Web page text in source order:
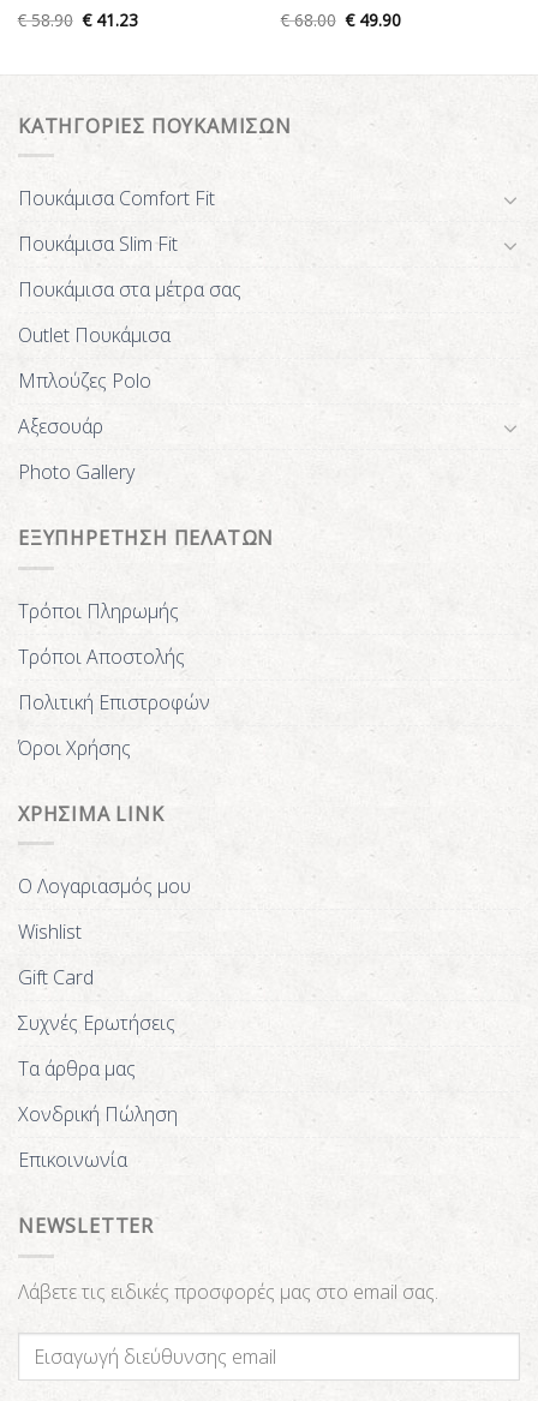
€58.90 €41.23
€68.00 €49.90
ΚΑΤΗΓΟΡΙΕΣ ΠΟΥΚΑΜΙΣΩΝ
Πουκάμισα Comfort Fit
Πουκάμισα Slim Fit
Πουκάμισα στα μέτρα σας
Outlet Πουκάμισα
Μπλούζες Polo
Αξεσουάρ
Photo Gallery
ΕΞΥΠΗΡΕΤΗΣΗ ΠΕΛΑΤΩΝ
Τρόποι Πληρωμής
Τρόποι Αποστολής
Πολιτική Επιστροφών
Όροι Χρήσης
ΧΡΗΣΙΜΑ LINK
Ο Λογαριασμός μου
Wishlist
Gift Card
Συχνές Ερωτήσεις
Τα άρθρα μας
Χονδρική Πώληση
Επικοινωνία
NEWSLETTER
Λάβετε τις ειδικές προσφορές μας στο email σας.